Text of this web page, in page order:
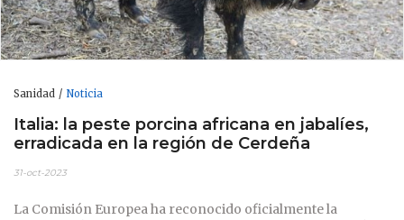
Sanidad Noticia
Italia: la peste porcina africana en jabalíes,
erradicada en la región de Cerdeña
31-oct-2023
La Comisión Europea ha reconocido oficialmente la